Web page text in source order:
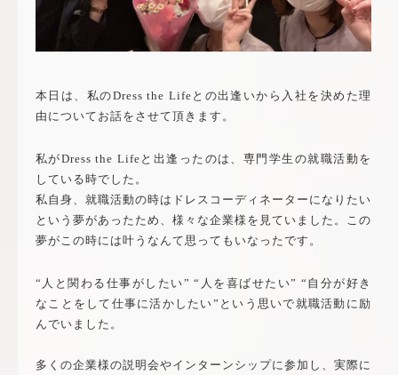
本日は、私のDress the Life との出逢いから入社を決めた理
由についてお話をさせて頂きます。
私がDress the Life と出逢ったのは、専門学生の就職活動を
している時でした。
私自身、就職活動の時はドレスコーディネーターになりたい
という夢があったため、様々な企業様を見ていました。この
夢がこの時には叶うなんて思ってもいなったです。
“人と関わる仕事がしたい” “人を喜ばせたい” “自分が好き
なことをして仕事に活かしたい”という思いで就職活動に励
んでいました。
多くの企業様の説明会やインターンシップに参加し、実際に